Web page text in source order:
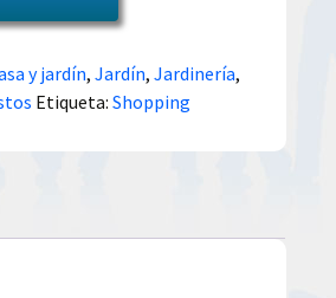
y jardín,Jardín,Jardinería,
Etiqueta:Shopping